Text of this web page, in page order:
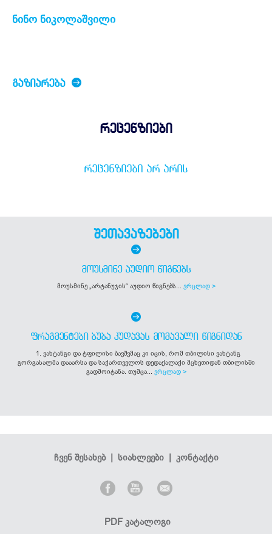
ნინო ნიკოლაშვილი
ᲒᲐᲖᲘᲐᲠᲔᲑᲐ
რეცენზიები
ᲠᲔᲪᲔᲜᲖᲘᲔᲑᲘ ᲐᲠ ᲐᲠᲘᲡ
შეთავაზებები
ᲛᲝᲣᲡᲛᲘᲜᲔ ᲐᲣᲓᲘᲝ ᲬᲘᲒᲜᲔᲑᲡ
მოუსმინე „არტანუჯის“ აუდიო წიგნებს... ვრცლად >
ᲤᲠᲐᲒᲛᲔᲜᲢᲔᲑᲘ ᲑᲣᲑᲐ ᲙᲣᲓᲐᲕᲐᲡ ᲛᲝᲛᲐᲕᲐᲚᲘ ᲬᲘᲒᲜᲘᲓᲐᲜ
1. ვახტანგი და ტფილისი ბავშვმაც კი იცის, რომ თბილისი ვახტანგ
გორგასალმა დააარსა და საქართველოს დედაქალაქი მცხეთიდან თბილისში
გადმოიტანა. თუმცა... ვრცლად >
ჩვენ შესახებ| სიახლეები| კონტაქტი
PDF კატალოგი